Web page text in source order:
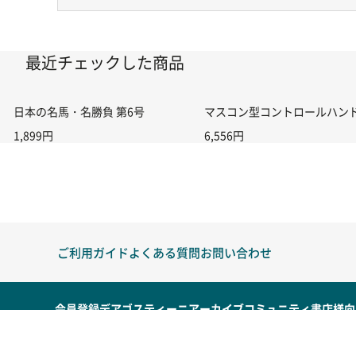
最近チェックした商品
日本の名馬・名勝負 第6号
1,899円
マスコン型コントロールハン
6,556円
ご利用ガイドよくある質問お問い合わせ
会員登録デアゴスティーニアーカイブコミュニティ書店様